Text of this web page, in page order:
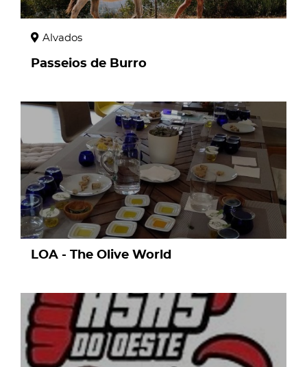
Alvados
Passeios de Burro
page
LOA - The Olive World
page